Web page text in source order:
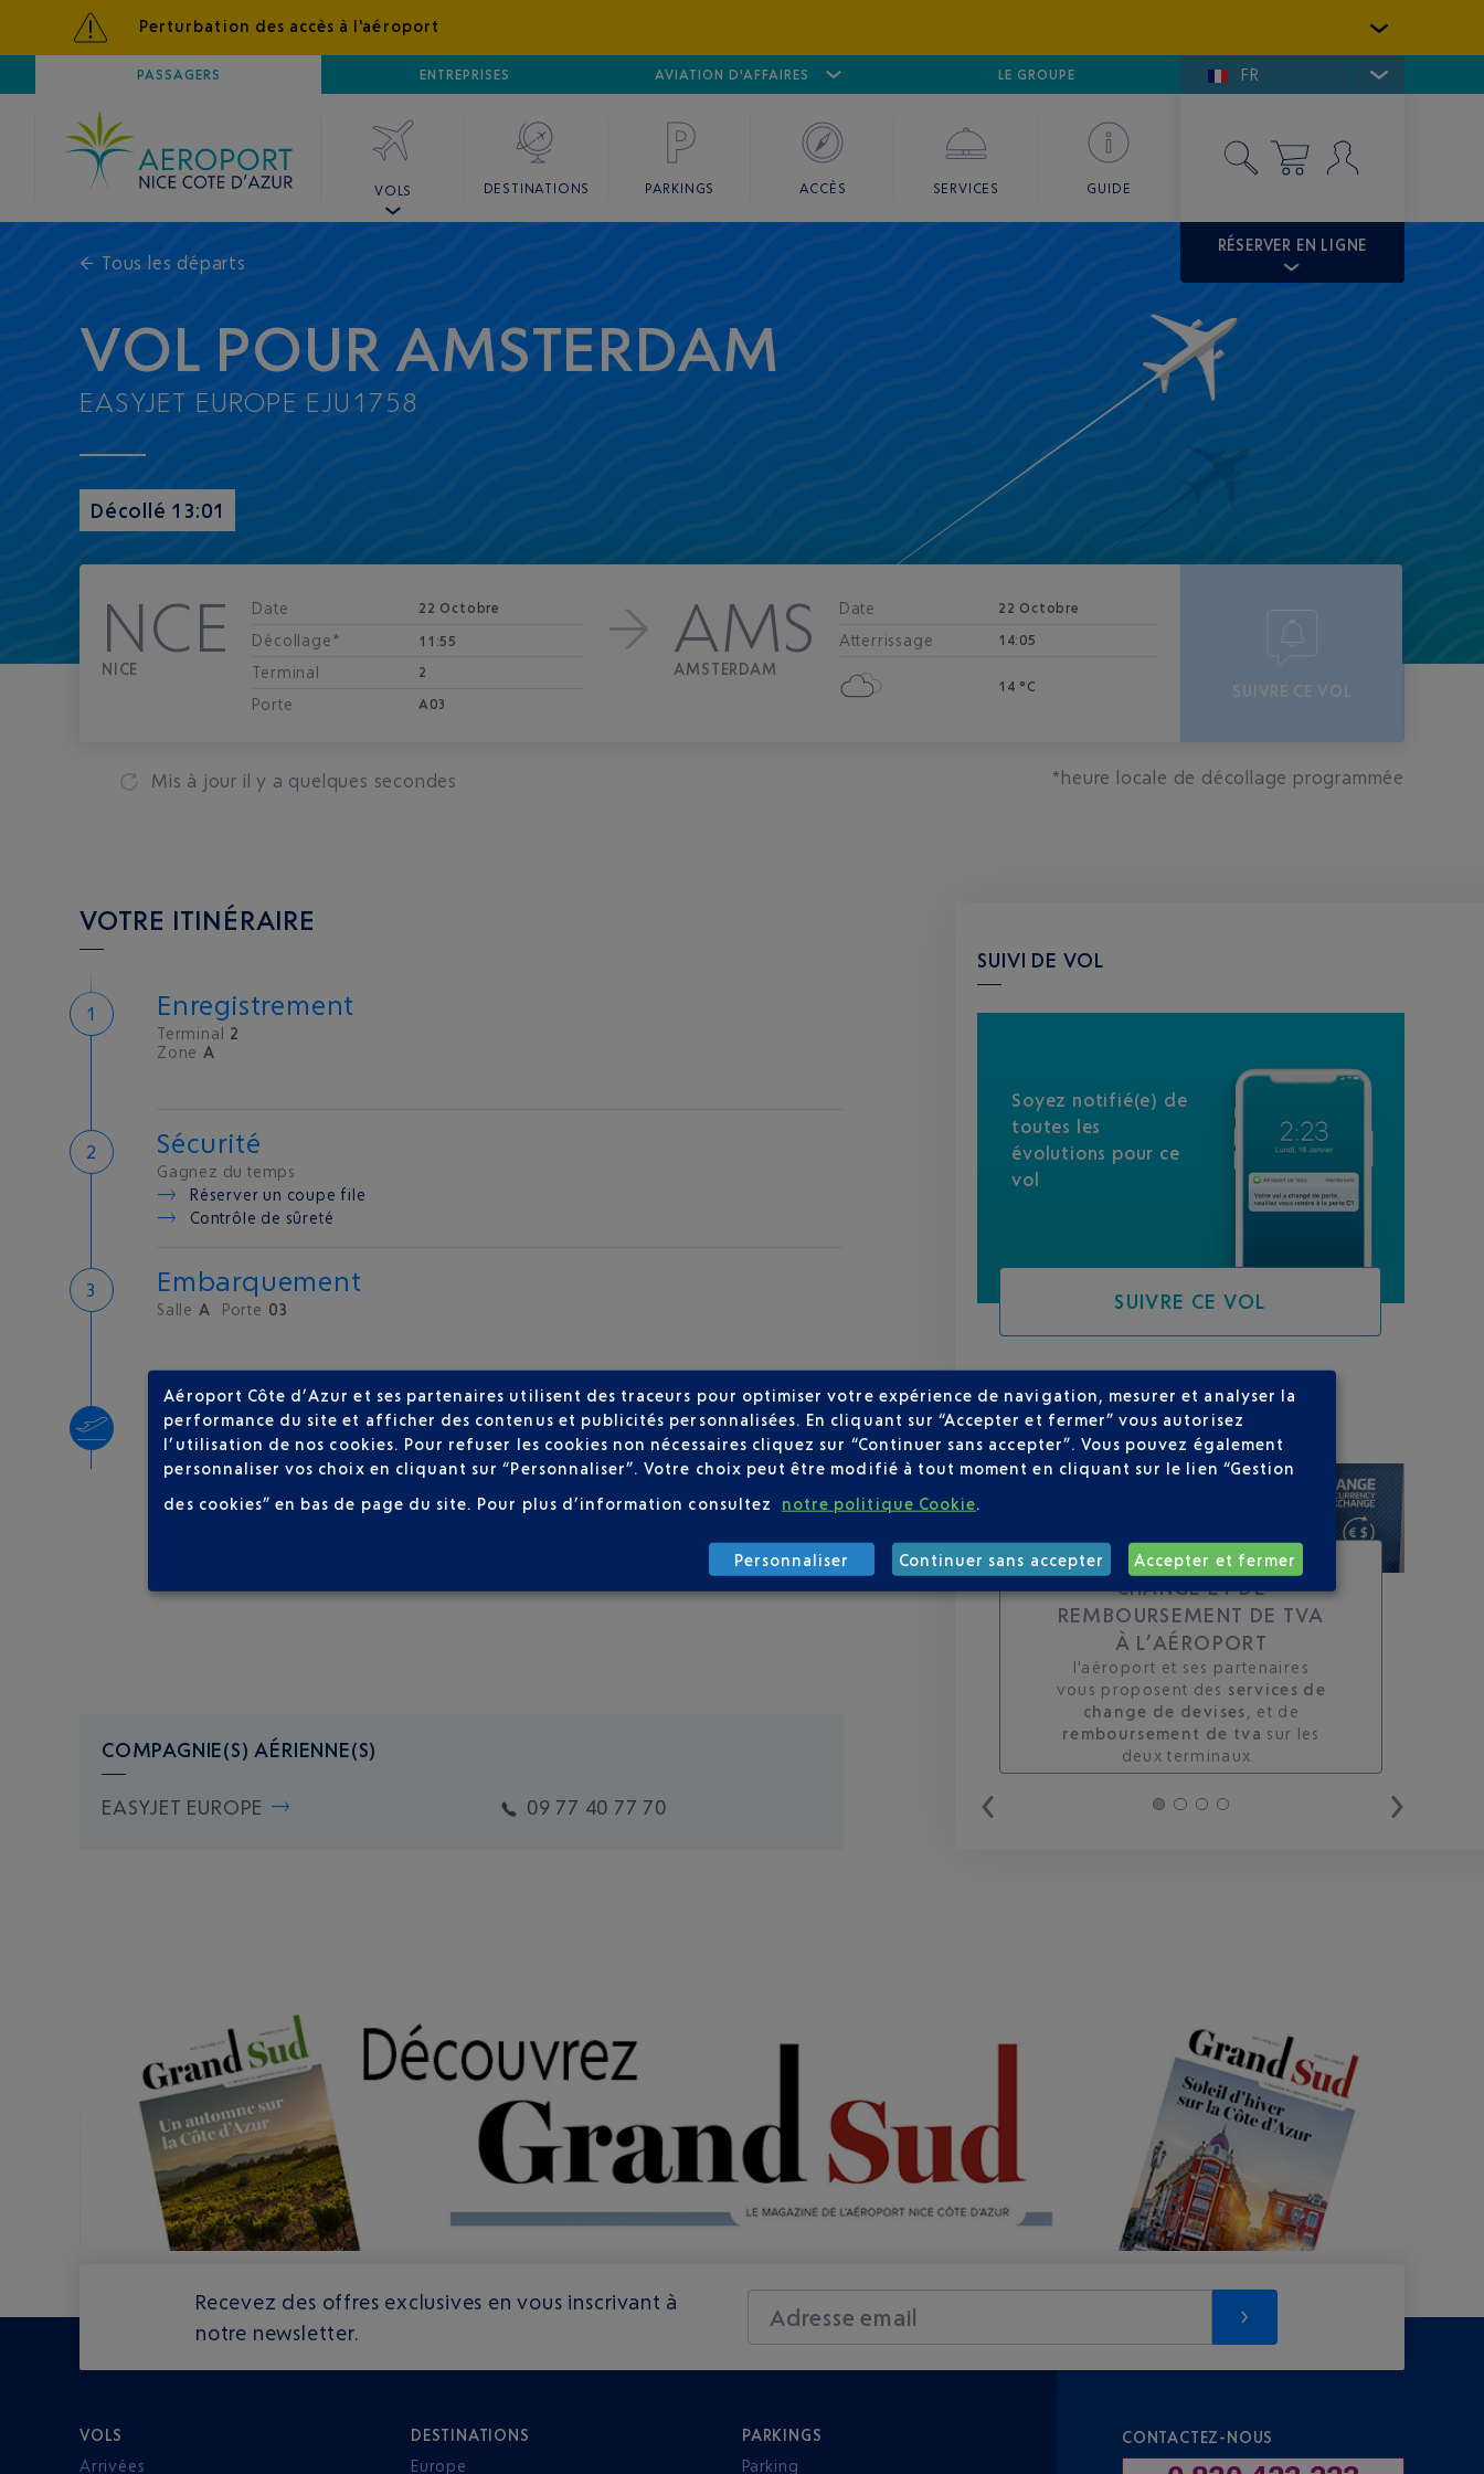
Perturbation des accès à l'aéroport
PASSAGERS ENTREPRISES AVIATION D'AFFAIRES
AÉROPORTNICE CÔTE D'AZUR AÉROPORT CANNES MANDELIEU GOLFE DE SAINT-TROPEZ
LE GROUPE FR
VOLS DESTINATIONS PARKINGS ACCÈS SERVICES GUIDE
RÉSERVER EN LIGNE
← Tous les départs
VOL POUR AMSTERDAM
EASYJET EUROPE EJU1758
Décollé 13:01
NCE
NICE
Date 22 Octobre
Décollage* 11:55
Terminal 2
Porte A03
AMS
AMSTERDAM
Date 22 Octobre
Atterrissage 14:05
14 °C SUIVRE CE VOL
Mis à jour il y a quelques secondes *heure locale de décollage programmée
VOTRE ITINÉRAIRE
Enregistrement
Terminal 2
Zone A
Sécurité
Gagnez du temps
Réserver un coupe file
Contrôle de sûreté
Embarquement
Salle A Porte 03
Décollage
Type d'appareil : A320
COMPAGNIE(S) AÉRIENNE(S)
EASYJET EUROPE 09 77 40 77 70
SUIVI DE VOL
Soyez notifié(e) de
toutes les
évolutions pour ce
vol
SUIVRE CE VOL
SUR VOTRE PARCOURS
TOUS LES SERVICES DE
CHANGE ET DE
REMBOURSEMENT DE TVA
À L’AÉROPORT
l'aéroport et ses partenaires
vous proposent des services de
change de devises , et de
remboursement de tva sur les
deux terminaux. ​
Recevez des offres exclusives en vous inscrivant à
notre newsletter.
Adresse email
VOLS
Arrivées
DESTINATIONS
Europe
PARKINGS
Parking
CONTACTEZ-NOUS
Aéroport Côte d’Azur et ses partenaires utilisent des traceurs pour optimiser votre expérience de navigation, mesurer et analyser la
performance du site et afficher des contenus et publicités personnalisées. En cliquant sur “Accepter et fermer” vous autorisez
l’utilisation de nos cookies. Pour refuser les cookies non nécessaires cliquez sur “Continuer sans accepter”. Vous pouvez également
personnaliser vos choix en cliquant sur “Personnaliser”. Votre choix peut être modifié à tout moment en cliquant sur le lien “Gestion
des cookies” en bas de page du site. Pour plus d’information consultez notre politique Cookie.
Personnaliser Continuer sans accepter Accepter et fermer